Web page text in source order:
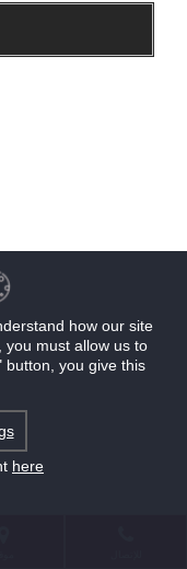
how our site
you must allow us to
button, you give this
here